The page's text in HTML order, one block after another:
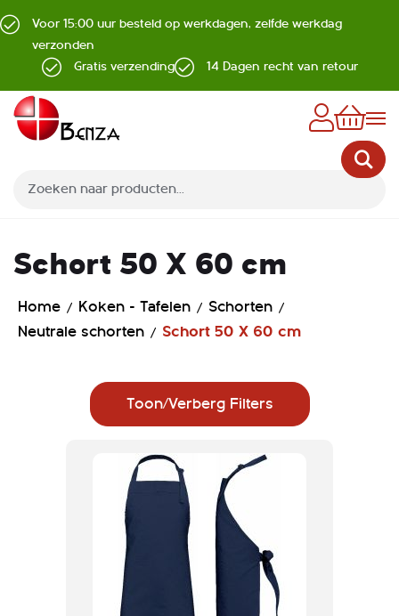
Voor 15:00 uur besteld op werkdagen, zelfde werkdag
verzonden
Gratis verzending
14 Dagen recht van retour
Schort 50 X 60 cm
Home Koken - Tafelen
Schorten
Neutrale schorten
Schort 50 X 60 cm
Toon/Verberg Filters